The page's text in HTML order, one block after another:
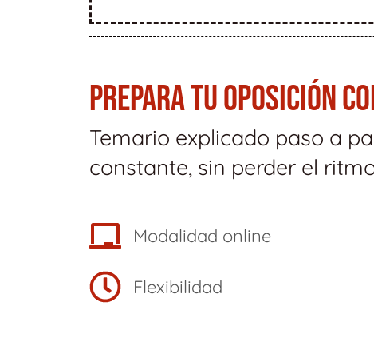
PREPARA TU OPOSICIÓN
Temario explicado paso a
constante, sin perder el
Modalidad online
Flexibilidad